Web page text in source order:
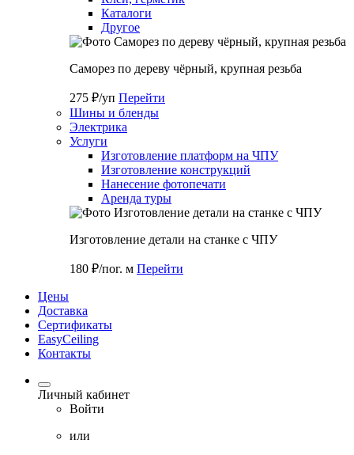
Каталоги
Другое
Саморез по дереву чёрный, крупная резьба
275 ₽/уп Перейти
Шины и бленды
Электрика
Услуги
Изготовление платформ на ЧПУ
Изготовление конструкций
Нанесение фотопечати
Аренда туры
Изготовление детали на станке с ЧПУ
180 ₽/пог. м Перейти
Цены
Доставка
Cертификаты
EasyCeiling
Контакты
Личный кабинет
Войти
или